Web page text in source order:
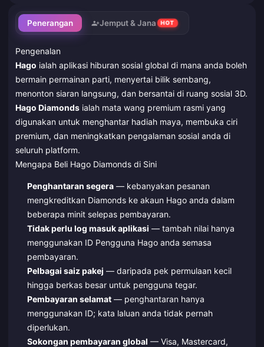
Penerangan Jemput & Jana HOT
Pengenalan
Hago ialah aplikasi hiburan sosial global di mana anda boleh
bermain permainan parti, menyertai bilik sembang,
menonton siaran langsung, dan bersantai di ruang sosial 3D.
Hago Diamonds ialah mata wang premium rasmi yang
digunakan untuk menghantar hadiah maya, membuka ciri
premium, dan meningkatkan pengalaman sosial anda di
seluruh platform.
Mengapa Beli Hago Diamonds di Sini
Penghantaran segera— kebanyakan pesanan
mengkreditkan Diamonds ke akaun Hago anda dalam
beberapa minit selepas pembayaran.
Tidak perlu log masuk aplikasi — tambah nilai hanya
menggunakan ID Pengguna Hago anda semasa
pembayaran.
Pelbagai saiz pakej — daripada pek permulaan kecil
hingga berkas besar untuk pengguna tegar.
Pembayaran selamat— penghantaran hanya
menggunakan ID; kata laluan anda tidak pernah
diperlukan.
Sokongan pembayaran global — Visa, Mastercard,